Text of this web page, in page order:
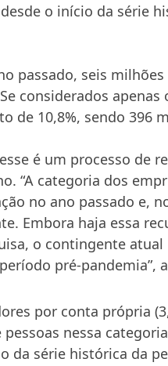
o início da série
passado, seis milhões
considerados apenas
de 10,8%, sendo 396
é um processo de
“A categoria dos
no ano passado e,
Embora haja essa
o contingente atual
pré-pandemia”,
por conta própria
pessoas nessa
da série histórica da